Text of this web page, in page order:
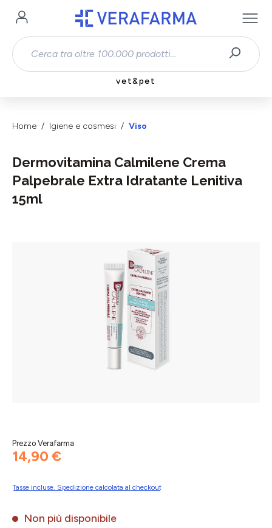
Passa al contenuto principale
vet&pet
Home Igiene e cosmesi Viso
Dermovitamina Calmilene Crema
Palpebrale Extra Idratante Lenitiva
15ml
Prezzo Verafarma
14,90 €
Tasse incluse. Spedizione calcolata al checkout
Non più disponibile